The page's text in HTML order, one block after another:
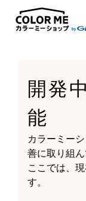
開発
能
カラーミー
善に取り組ん
ここでは、
す。